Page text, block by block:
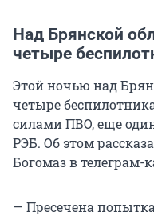
Над Брянской
четыре
Этой ночью над
четыре
силами ПВО, еще
РЭБ. Об этом
Богомаз в телеграм-
— Пресечена